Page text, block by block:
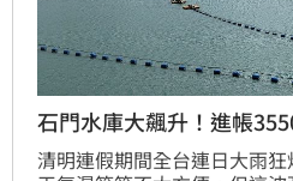
石門水庫大飆升！進帳
清明連假期間全台連日大雨